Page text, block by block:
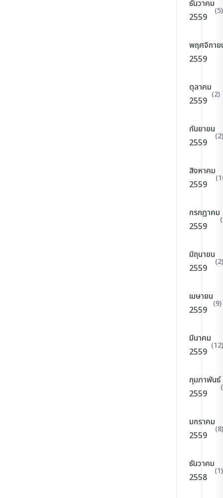
ธันวาคม
2559
(5)
พฤศจิกาย
2559
ตุลาคม
2559
(2)
กันยายน
2559
(2)
สิงหาคม
2559
กรกฎาคม
2559
มิถุนายน
2559
(2)
เมษายน
2559
(9)
มีนาคม
2559
(12)
กุมภาพันธ์
2559
มกราคม
2559
(8)
ธันวาคม
2558
(1)